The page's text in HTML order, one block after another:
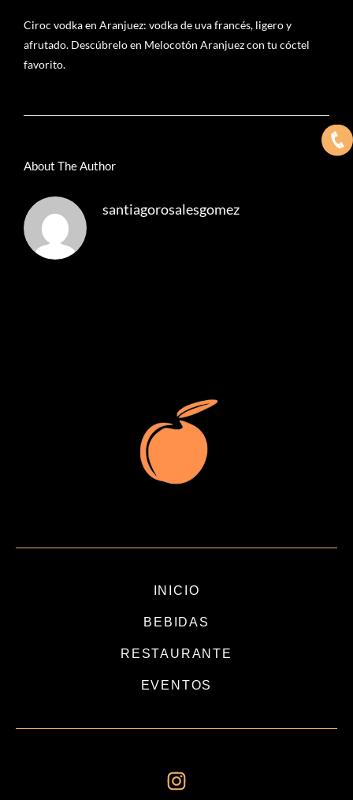
Ciroc vodka en Aranjuez: vodka de uva francés, ligero y
afrutado. Descúbrelo en Melocotón Aranjuez con tu cóctel
favorito.
About The Author
santiagorosalesgomez
INICIO
BEBIDAS
RESTAURANTE
EVENTOS